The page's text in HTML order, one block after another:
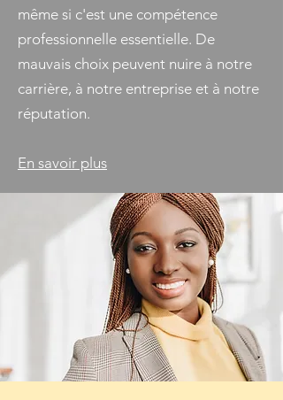
même si c'est une compétence
professionnelle essentielle. De
mauvais choix peuvent nuire à notre
carrière, à notre entreprise et à notre
réputation.
En savoir plus